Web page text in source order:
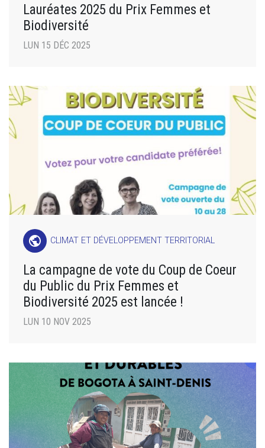
Lauréates 2025 du Prix Femmes et
Biodiversité
LUN 15 DÉC 2025
public CLIMAT ET DÉVELOPPEMENT TERRITORIAL
La campagne de vote du Coup de Coeur
du Public du Prix Femmes et
Biodiversité 2025 est lancée !
LUN 10 NOV 2025